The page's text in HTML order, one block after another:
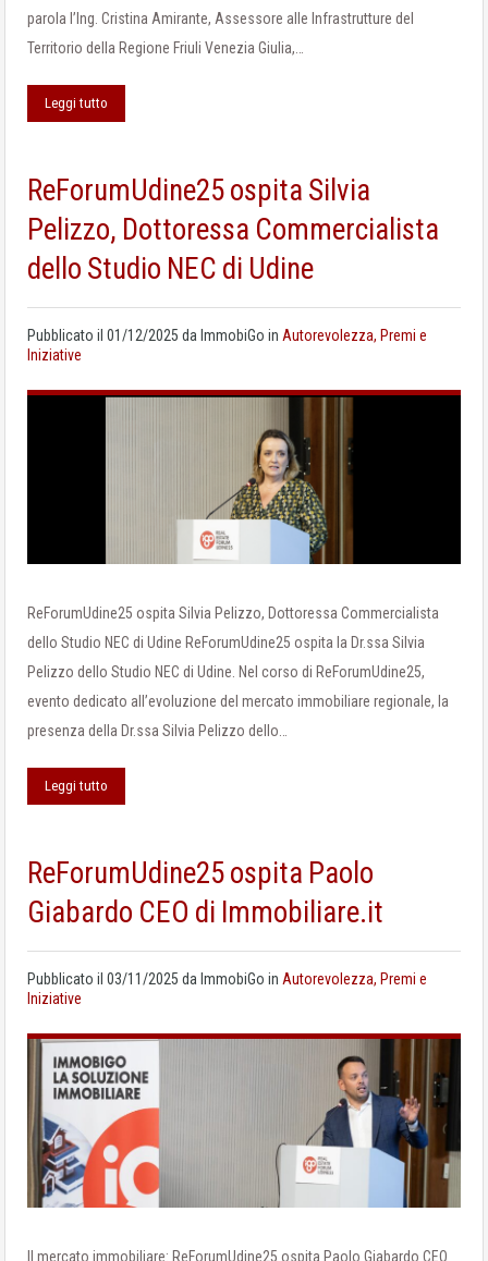
parola l’Ing. Cristina Amirante, Assessore alle Infrastrutture del
Territorio della Regione Friuli Venezia Giulia,…
Leggi tutto
ReForumUdine25 ospita Silvia
Pelizzo, Dottoressa Commercialista
dello Studio NEC di Udine
Pubblicato il 01/12/2025 da ImmobiGo in Autorevolezza, Premi e
Iniziative
ReForumUdine25 ospita Silvia Pelizzo, Dottoressa Commercialista
dello Studio NEC di Udine ReForumUdine25 ospita la Dr.ssa Silvia
Pelizzo dello Studio NEC di Udine. Nel corso di ReForumUdine25,
evento dedicato all’evoluzione del mercato immobiliare regionale, la
presenza della Dr.ssa Silvia Pelizzo dello…
Leggi tutto
ReForumUdine25 ospita Paolo
Giabardo CEO di Immobiliare.it
Pubblicato il 03/11/2025 da ImmobiGo in Autorevolezza, Premi e
Iniziative
Il mercato immobiliare: ReForumUdine25 ospita Paolo Giabardo CEO